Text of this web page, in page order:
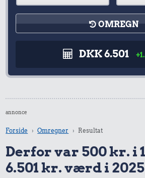
OMREGN
DKK 6.501
annonce
Forside Omregner Resultat
Derfor var 500 kr. i
6.501 kr. værd i 2025